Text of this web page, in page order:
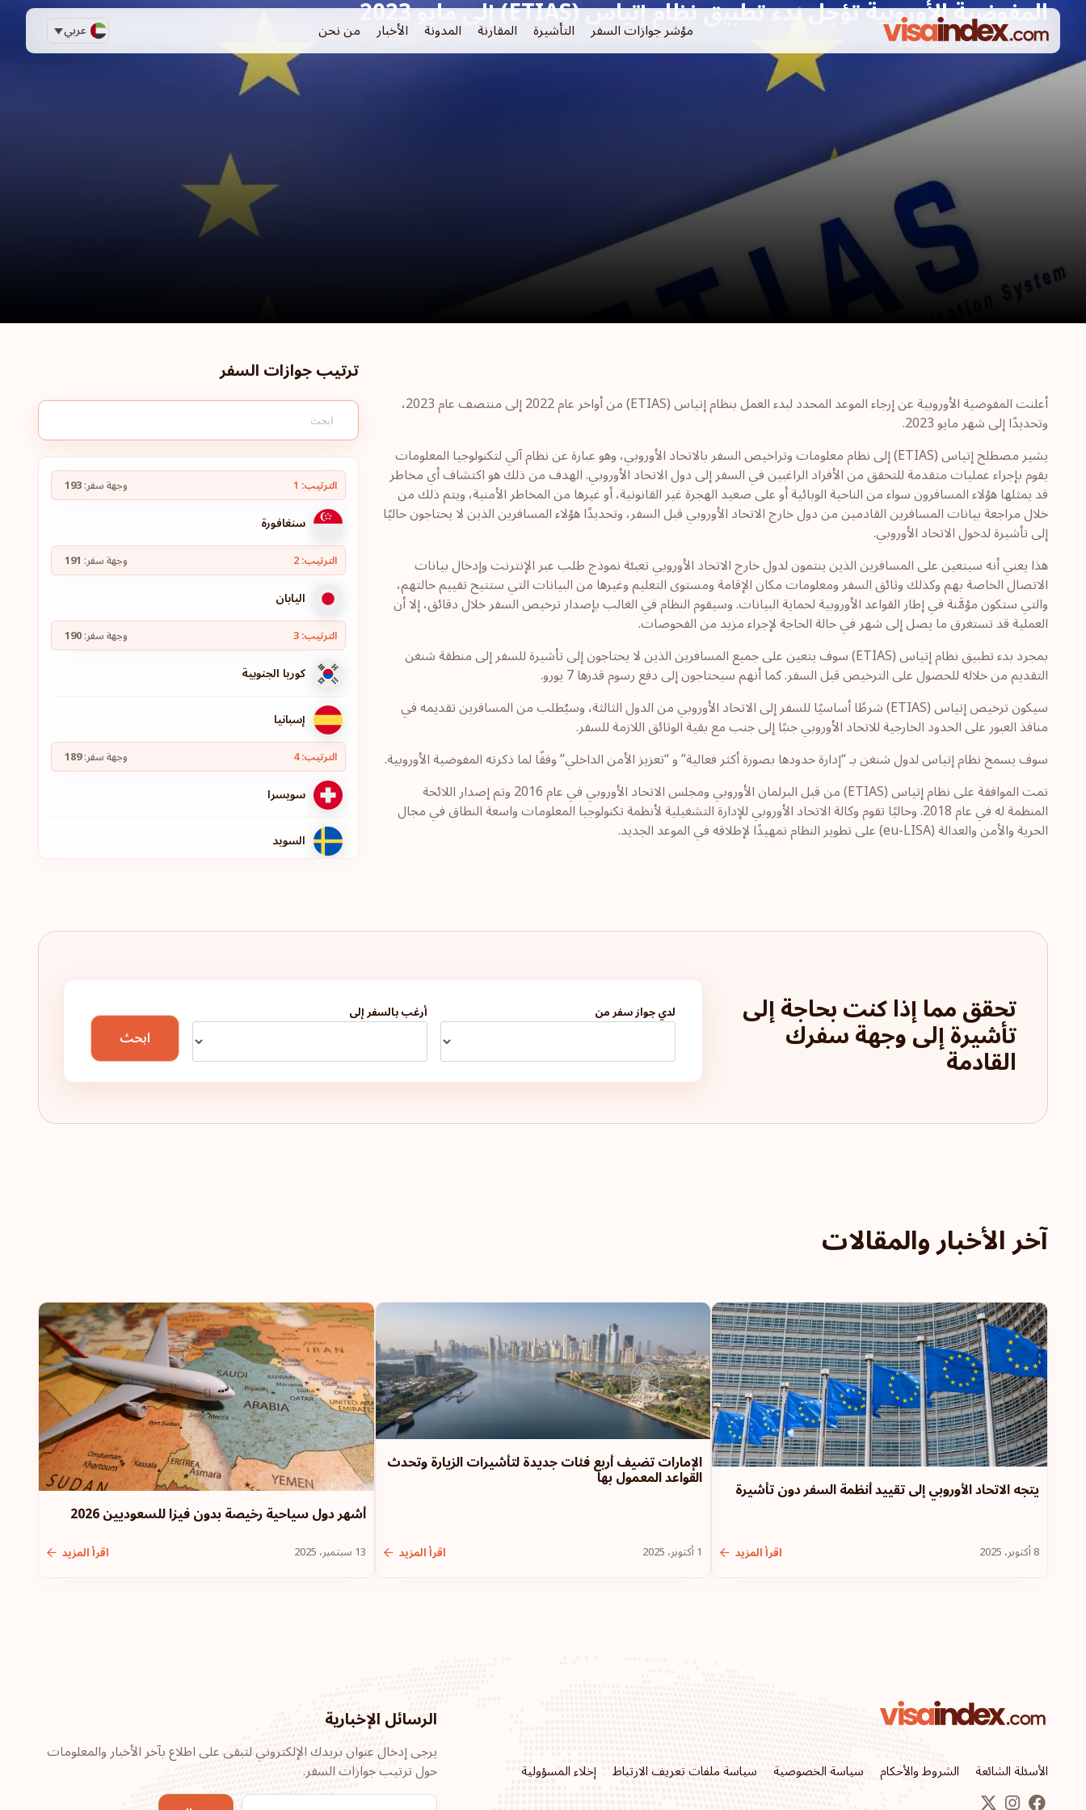
عربي مؤشر جوازات السفر التأشيرة المقارنة المدونة الأخبار من نحن المفوضية الأوروبية تؤجل بدء تطبيق نظام إتياس (ETIAS) إلى مايو 2023
أخر التحديثات:19 يوليو 2022
أعلنت المفوضية الأوروبية عن إرجاء الموعد المحدد لبدء العمل بنظام إتياس (ETIAS) من أواخر عام 2022 إلى منتصف عام 2023،
وتحديدًا إلى شهر مايو 2023.
يشير مصطلح إتياس (ETIAS) إلى نظام معلومات وتراخيص السفر بالاتحاد الأوروبي، وهو عبارة عن نظام آلي لتكنولوجيا المعلومات
يقوم بإجراء عمليات متقدمة للتحقق من الأفراد الراغبين في السفر إلى دول الاتحاد الأوروبي. الهدف من ذلك هو اكتشاف أي مخاطر
قد يمثلها هؤلاء المسافرون سواء من الناحية الوبائية أو على صعيد الهجرة غير القانونية، أو غيرها من المخاطر الأمنية، ويتم ذلك من
خلال مراجعة بيانات المسافرين القادمين من دول خارج الاتحاد الأوروبي قبل السفر، وتحديدًا هؤلاء المسافرين الذين لا يحتاجون حاليًا
إلى تأشيرة لدخول الاتحاد الأوروبي.
هذا يعني أنه سيتعين على المسافرين الذين ينتمون لدول خارج الاتحاد الأوروبي تعبئة نموذج طلب عبر الإنترنت وإدخال بيانات
الاتصال الخاصة بهم وكذلك وثائق السفر ومعلومات مكان الإقامة ومستوى التعليم وغيرها من البيانات التي ستتيح تقييم حالتهم،
والتي ستكون مؤمَّنة في إطار القواعد الأوروبية لحماية البيانات. وسيقوم النظام في الغالب بإصدار ترخيص السفر خلال دقائق، إلا أن
العملية قد تستغرق ما يصل إلى شهر في حالة الحاجة لإجراء مزيد من الفحوصات.
بمجرد بدء تطبيق نظام إتياس (ETIAS) سوف يتعين على جميع المسافرين الذين لا يحتاجون إلى تأشيرة للسفر إلى منطقة شنغن
التقديم من خلاله للحصول على الترخيص قبل السفر. كما أنهم سيحتاجون إلى دفع رسوم قدرها 7 يورو.
سيكون ترخيص إتياس (ETIAS) شرطًا أساسيًا للسفر إلى الاتحاد الأوروبي من الدول الثالثة، وسيُطلب من المسافرين تقديمه في
منافذ العبور على الحدود الخارجية للاتحاد الأوروبي جنبًا إلى جنب مع بقية الوثائق اللازمة للسفر.
سوف يسمح نظام إتياس لدول شنغن بـ “إدارة حدودها بصورة أكثر فعالية” و “تعزيز الأمن الداخلي” وفقًا لما ذكرته المفوضية الأوروبية.
تمت الموافقة على نظام إتياس (ETIAS) من قبل البرلمان الأوروبي ومجلس الاتحاد الأوروبي في عام 2016 وتم إصدار اللائحة
المنظمة له في عام 2018. وحاليًا تقوم وكالة الاتحاد الأوروبي للإدارة التشغيلية لأنظمة تكنولوجيا المعلومات واسعة النطاق في مجال
الحرية والأمن والعدالة (eu-LISA) على تطوير النظام تمهيدًا لإطلاقه في الموعد الجديد.
ترتيب جوازات السفر
الترتيب: 1 وجهة سفر:193
سنغافورة
الترتيب: 2 وجهة سفر:191
اليابان
الترتيب: 3 وجهة سفر:190
كوريا الجنوبية
إسبانيا
الترتيب: 4 وجهة سفر:189
سويسرا
السويد
هولندا
لوكسمبورغ
إيطاليا
مالطا
أيرلندا
اليونان
فرنسا
الدنمارك
النمسا
الترتيب: 8 وجهة سفر:185
تحقق مما إذا كنت بحاجة إلى
تأشيرة إلى وجهة سفرك
القادمة
لدي جواز سفر من أرغب بالسفر إلى
ابحث
آخر الأخبار والمقالات
يتجه الاتحاد الأوروبي إلى تقييد أنظمة السفر دون تأشيرة
8 أكتوبر، 2025 اقرأ المزيد
الإمارات تضيف أربع فئات جديدة لتأشيرات الزيارة وتحدث
القواعد المعمول بها
1 أكتوبر، 2025 اقرأ المزيد
أشهر دول سياحية رخيصة بدون فيزا للسعوديين 2026
13 سبتمبر، 2025 اقرأ المزيد
الأسئلة الشائعة الشروط والأحكام سياسة الخصوصية سياسة ملفات تعريف الارتباط إخلاء المسؤولية
الرسائل الإخبارية
يرجى إدخال عنوان بريدك الإلكتروني لتبقى على اطلاع بآخر الأخبار والمعلومات
حول ترتيب جوازات السفر.